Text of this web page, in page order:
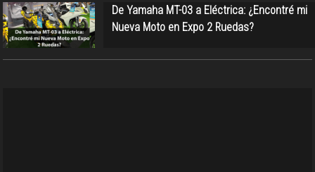
De Yamaha MT-03 a Eléctrica: ¿Encontré mi
Nueva Moto en Expo 2 Ruedas?